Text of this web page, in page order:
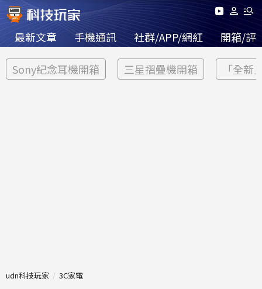
最新文章 手機通訊 社群/APP/網紅 開箱/評
Sony紀念耳機開箱 三星摺疊機開箱 「全新
udn科技玩家 3C家電